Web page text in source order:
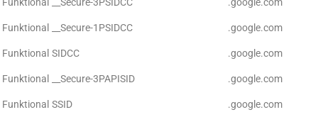
Funktional __Secure-3PSIDCC .google.com
Funktional __Secure-1PSIDCC .google.com
Funktional SIDCC .google.com
Funktional __Secure-3PAPISID .google.com
Funktional SSID .google.com